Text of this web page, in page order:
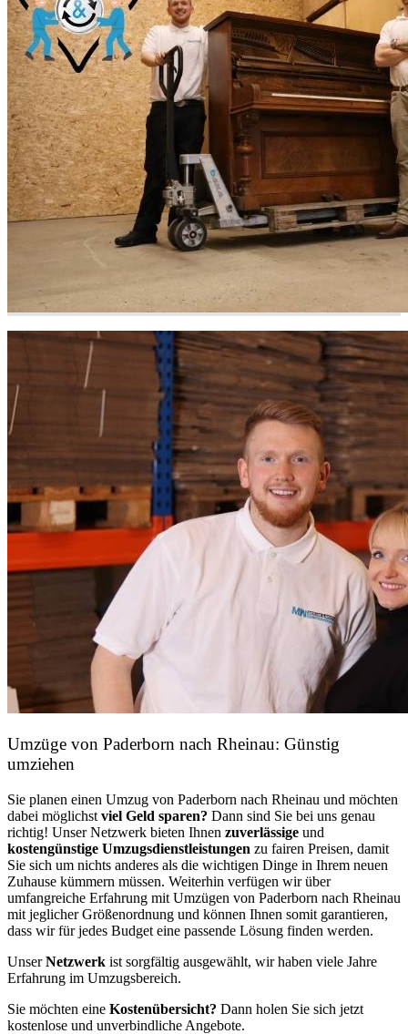
Umzüge von Paderborn nach Rheinau: Günstig
umziehen
Sie planen einen Umzug von Paderborn nach Rheinau und möchten
dabei möglichst viel Geld sparen? Dann sind Sie bei uns genau
richtig! Unser Netzwerk bieten Ihnen zuverlässige und
kostengünstige Umzugsdienstleistungen zu fairen Preisen, damit
Sie sich um nichts anderes als die wichtigen Dinge in Ihrem neuen
Zuhause kümmern müssen. Weiterhin verfügen wir über
umfangreiche Erfahrung mit Umzügen von Paderborn nach Rheinau
mit jeglicher Größenordnung und können Ihnen somit garantieren,
dass wir für jedes Budget eine passende Lösung finden werden.
UnserNetzwerk ist sorgfältig ausgewählt, wir haben viele Jahre
Erfahrung im Umzugsbereich.
Sie möchten eine Kostenübersicht? Dann holen Sie sich jetzt
kostenlose und unverbindliche Angebote.